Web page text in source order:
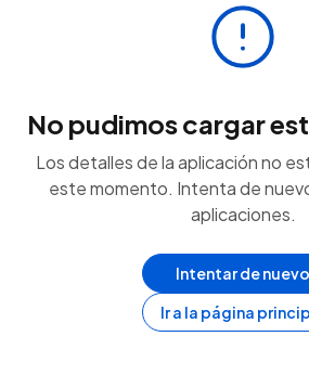
No pudimos cargar
Los detalles de la aplicación no
este momento. Intenta de
aplicaciones.
Intentar de nuevo
Ir a la página